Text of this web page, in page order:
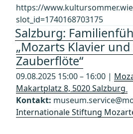
https://
slot_id=1740168703175
Salzburg:
„Mozarts Klavier und
Zauberflöte“
09.08.2025 15:00 – 16:00 |
Makartplatz 8, 5020 Salzburg
Kontakt:
Internationale Stiftung